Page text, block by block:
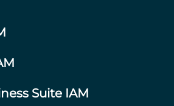
Suite IAM